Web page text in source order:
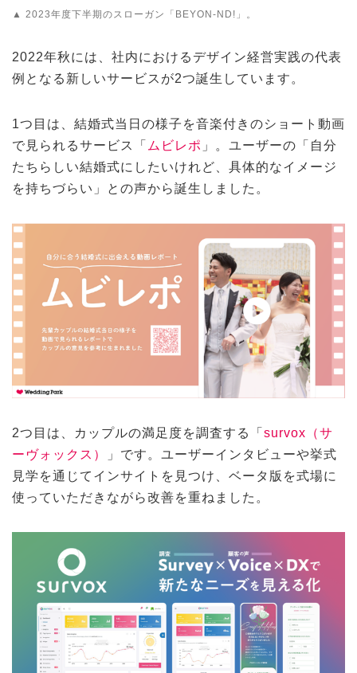
▲ 2023年度下半期のスローガン「BEYON-ND!」。
2022年秋には、社内におけるデザイン経営実践の代表
例となる新しいサービスが2つ誕生しています。
1つ目は、結婚式当日の様子を音楽付きのショート動画
で見られるサービス「 ムビレポ 」。ユーザーの「自分
たちらしい結婚式にしたいけれど、具体的なイメージ
を持ちづらい」との声から誕生しました。
2つ目は、カップルの満足度を調査する「 survox（サ
ーヴォックス）
」です。ユーザーインタビューや挙式
見学を通じてインサイトを見つけ、ベータ版を式場に
使っていただきながら改善を重ねました。